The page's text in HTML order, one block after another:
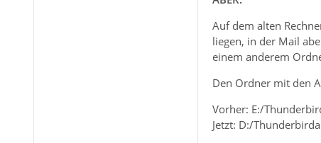
Auf dem alten
liegen, in der Mail
einem anderem
Den Ordner mit den
Vorher: E:/
Jetzt: D:/